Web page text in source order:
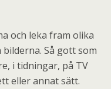
och leka fram olika
Så gott som
i tidningar, på TV
eller annat sätt.